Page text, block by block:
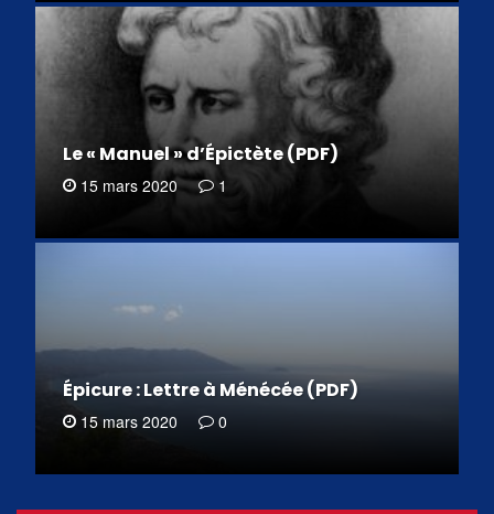
Le « Manuel » d’Épictète (PDF)
15 mars 2020 1
Épicure : Lettre à Ménécée (PDF)
15 mars 2020 0